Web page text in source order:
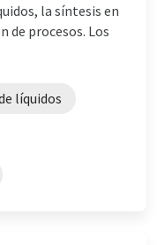
la síntesis en
de procesos. Los
líquidos